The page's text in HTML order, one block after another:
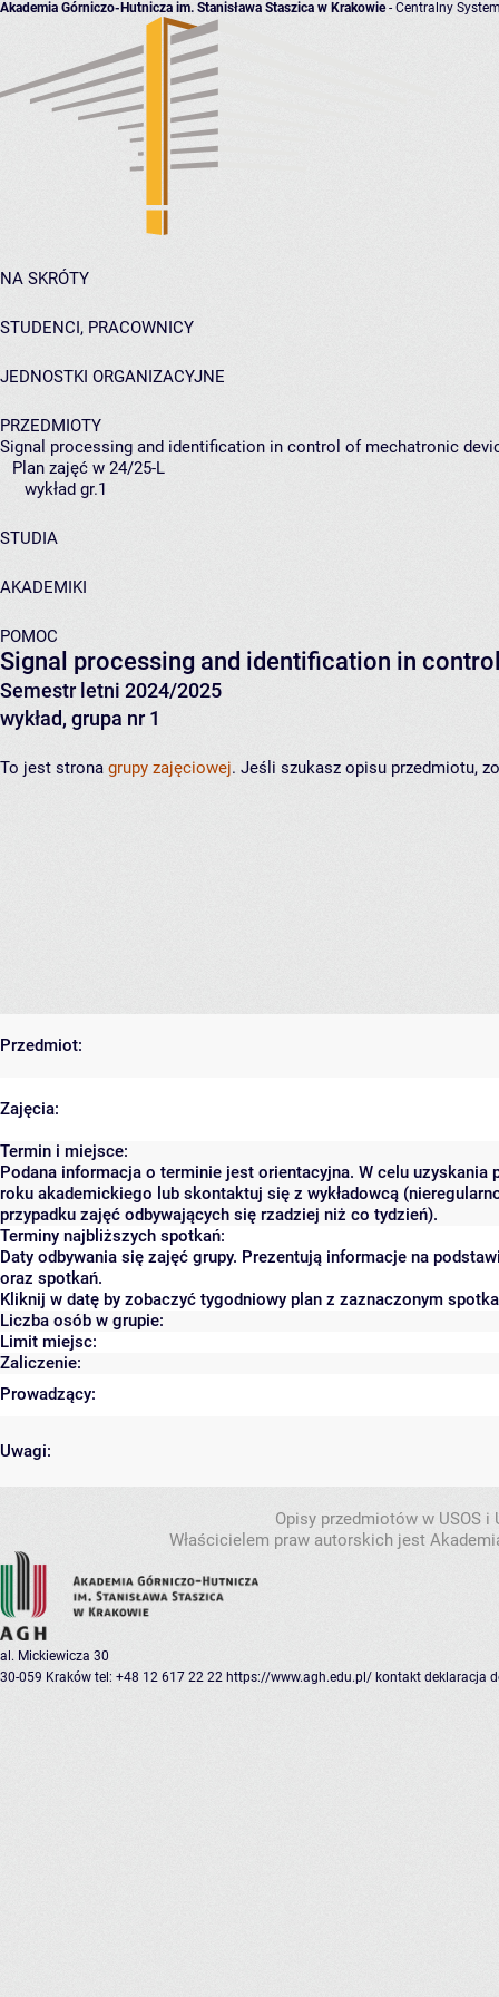
Akademia Górniczo-Hutnicza im. Stanisława Staszica w Krakowie- Centralny
NA SKRÓTY
STUDENCI, PRACOWNICY
JEDNOSTKI ORGANIZACYJNE
PRZEDMIOTY
Signal processing and identification in control of mechatronic
Plan zajęć w 24/25-L
wykład gr.1
STUDIA
AKADEMIKI
POMOC
Signal processing and identification in
Semestr letni 2024/2025
wykład, grupa nr 1
To jest strona grupy zajęciowej. Jeśli szukasz opisu przedmiotu,
Przedmiot:
Zajęcia:
Termin i miejsce:
Podana informacja o terminie jest orientacyjna. W celu uzyskania
roku akademickiego lub skontaktuj się z wykładowcą
przypadku zajęć odbywających się rzadziej niż co tydzień).
Terminy najbliższych spotkań:
Daty odbywania się zajęć grupy. Prezentują informacje na
oraz spotkań.
Kliknij w datę by zobaczyć tygodniowy plan z zaznaczonym
Liczba osób w grupie:
Limit miejsc:
Zaliczenie:
Prowadzący:
Uwagi:
Opisy przedmiotów w USOS
Właścicielem praw autorskich jest
al. Mickiewicza 30
30-059 Kraków tel: +48 12 617 22 22 https://www.agh.edu.pl/ kontakt deklaracja